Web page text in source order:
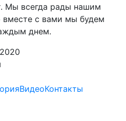
Мы всегда рады нашим
вместе с вами мы будем
днем.
ВидеоКонтакты